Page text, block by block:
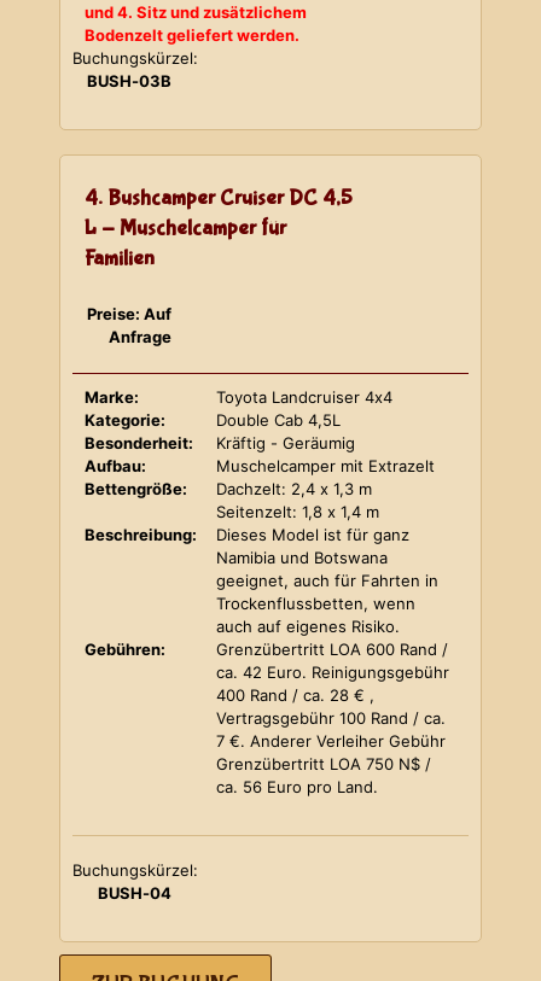
und 4. Sitz und zusätzlichem
Bodenzelt geliefert werden.
Buchungskürzel:
BUSH-03B
4. Bushcamper Cruiser DC 4,5
L - Muschelcamper für
Familien
Preise: Auf
Anfrage
Marke:
Toyota Landcruiser 4x4
Kategorie:
Double Cab 4,5L
Besonderheit:
Kräftig - Geräumig
Aufbau:
Muschelcamper mit Extrazelt
Bettengröße:
Dachzelt: 2,4 x 1,3 m
Seitenzelt: 1,8 x 1,4 m
Beschreibung:
Dieses Model ist für ganz
Namibia und Botswana
geeignet, auch für Fahrten in
Trockenflussbetten, wenn
auch auf eigenes Risiko.
Gebühren:
Grenzübertritt LOA 600 Rand /
ca. 42 Euro. Reinigungsgebühr
400 Rand / ca. 28 € ,
Vertragsgebühr 100 Rand / ca.
7 €. Anderer Verleiher Gebühr
Grenzübertritt LOA 750 N$ /
ca. 56 Euro pro Land.
Buchungskürzel:
BUSH-04